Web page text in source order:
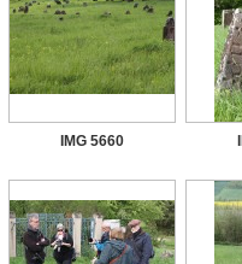
IMG 5660